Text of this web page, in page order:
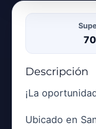
Descripción
¡La
Ubicado en